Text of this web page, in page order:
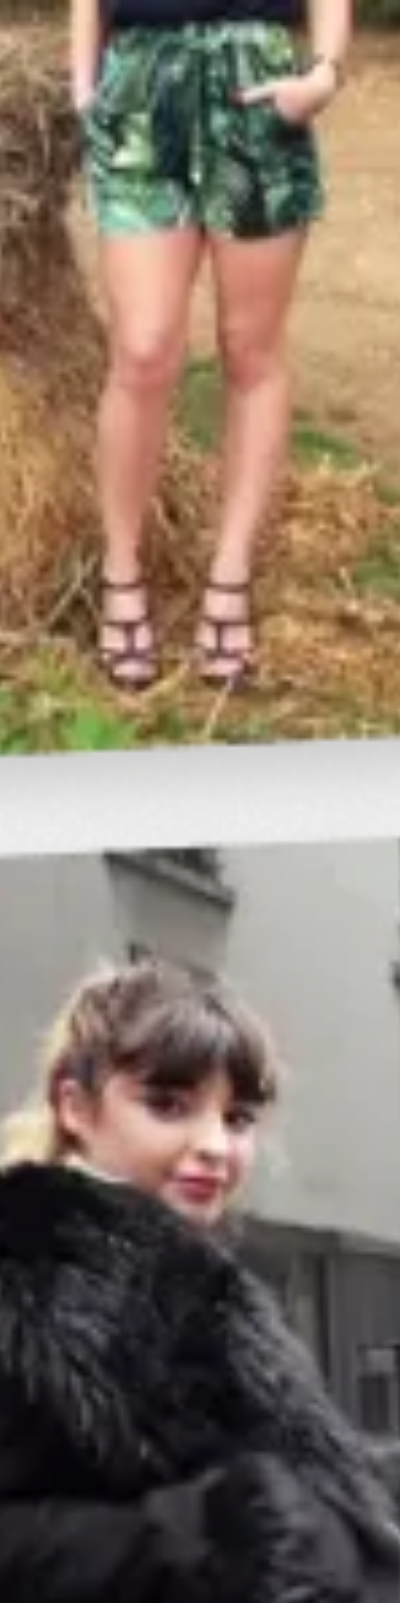
Profitez d'un essai 24h pour seulement 2€ !
Découvrir !
Basculer
la
navigation
CONTRIBUTION À PROPOS
Ça te plait ?